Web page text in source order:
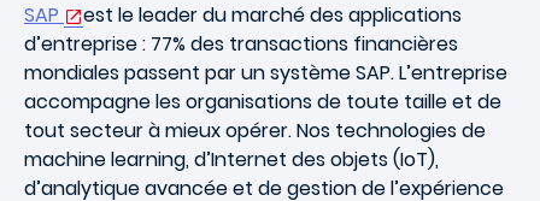
SAP
est le leader du marché des applications
d’entreprise : 77% des transactions financières
mondiales passent par un système SAP. L’entreprise
accompagne les organisations de toute taille et de
tout secteur à mieux opérer. Nos technologies de
machine learning, d’Internet des objets (IoT),
d’analytique avancée et de gestion de l’expérience